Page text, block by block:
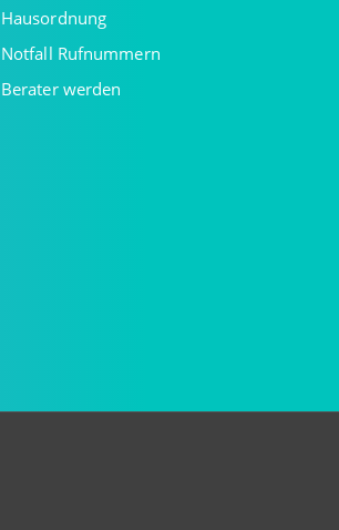
Hausordnung
Notfall Rufnummern
Berater werden